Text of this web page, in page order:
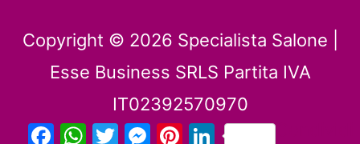
Copyright © 2026 Specialista Salone
Esse Business SRLS Partita IVA
IT02392570970
Facebook
WhatsApp
TwitterMessenger
Pinterest
LinkedIn